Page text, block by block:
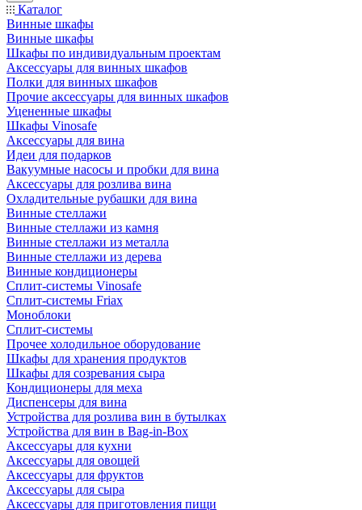
Каталог
Винные шкафы
Винные шкафы
Шкафы по индивидуальным проектам
Аксессуары для винных шкафов
Полки для винных шкафов
Прочие аксессуары для винных шкафов
Уцененные шкафы
Шкафы Vinosafe
Аксессуары для вина
Идеи для подарков
Вакуумные насосы и пробки для вина
Аксессуары для розлива вина
Охладительные рубашки для вина
Винные стеллажи
Винные стеллажи из камня
Винные стеллажи из металла
Винные стеллажи из дерева
Винные кондиционеры
Сплит-системы Vinosafe
Сплит-системы Friax
Моноблоки
Сплит-системы
Прочее холодильное оборудование
Шкафы для хранения продуктов
Шкафы для созревания сыра
Кондиционеры для меха
Диспенсеры для вина
Устройства для розлива вин в бутылках
Устройства для вин в Bag-in-Box
Аксессуары для кухни
Аксессуары для овощей
Аксессуары для фруктов
Аксессуары для сыра
Аксессуары для приготовления пищи